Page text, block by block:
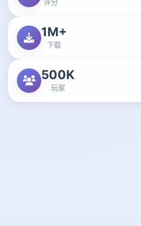
1M+
下载
500K
玩家